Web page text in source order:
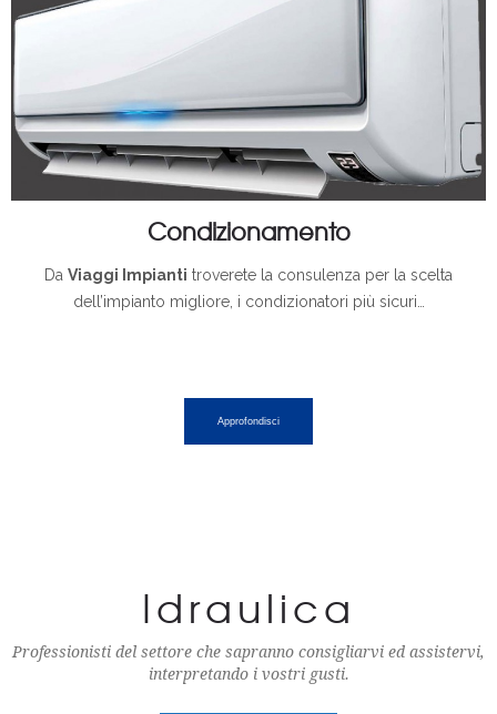
Condizionamento
Da Viaggi Impianti troverete la consulenza per la scelta
dell’impianto migliore, i condizionatori più sicuri…
Approfondisci
Idraulica
Professionisti del settore che sapranno consigliarvi ed assistervi,
interpretando i vostri gusti.